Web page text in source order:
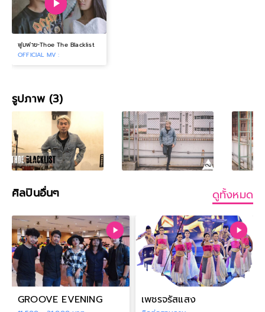
ฟูมฟาย-Thoe The Blacklist
OFFICIAL MV :
รูปภาพ (3)
ศิลปินอื่นๆ ดูทั้งหมด
GROOVE EVENING เพชรจรัสแสง